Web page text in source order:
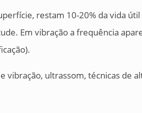
restam 10-20% da vida
Em vibração a frequência
vibração, ultrassom, técnicas de